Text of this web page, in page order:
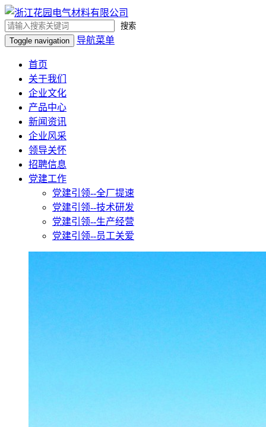
搜索
Toggle navigation
导航菜单
首页
关于我们
企业文化
产品中心
新闻资讯
企业风采
领导关怀
招聘信息
党建工作
党建引领--全厂提速
党建引领--技术研发
党建引领--生产经营
党建引领--员工关爱